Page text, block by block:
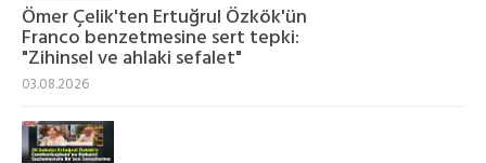
Ömer Çelik'ten Ertuğrul Özkök'ün
Franco benzetmesine sert tepki:
"Zihinsel ve ahlaki sefalet"
03.08.2026